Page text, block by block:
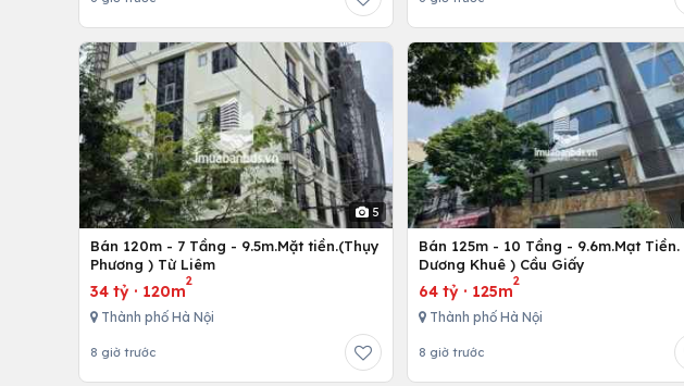
5
Bán 120m - 7 Tầng - 9.5m.Mặt tiền.(Thụy
Phương ) Từ Liêm
34 tỷ · 120m
2
Thành phố Hà Nội
8 giờ trước
Bán 125m - 10 Tầng - 9.6m.Mạt Tiền.
Dương Khuê ) Cầu Giấy
64 tỷ · 125m
2
Thành phố Hà Nội
8 giờ trước